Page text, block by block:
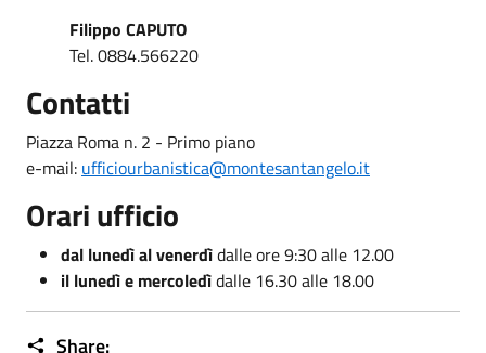
Filippo CAPUTO
Tel. 0884.566220
Contatti
Piazza Roma n. 2 - Primo piano
e-mail: ufficiourbanistica@montesantangelo.it
Orari ufficio
dal lunedì al venerdìdalle ore 9:30 alle 12.00
il lunedì e mercoledìdalle 16.30 alle 18.00
Share: